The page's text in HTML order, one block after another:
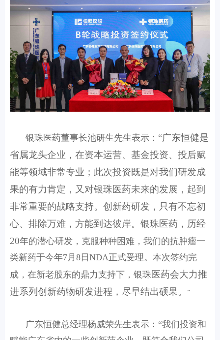
银珠医药董事长池研生先生表示： “广东恒健是
省属龙头企业，在资本运营、基金投资、投后赋
能等领域非常专业；此次投资既是对我们研发成
果的有力肯定，又对银珠医药未来的发展，起到
非常重要的战略支持。创新药研发，只有不忘初
心、排除万难，方能到达彼岸。银珠医药，历经
20年的潜心研发，克服种种困难，我们的抗肿瘤一
类新药于今年7月8日NDA正式受理。本次签约完
成，在新老股东的鼎力支持下，银珠 医药会大力推
进系列创新药物研发进程，尽早结出硕果。
”
广东恒健总经理杨威荣先生表示：“我们投资和